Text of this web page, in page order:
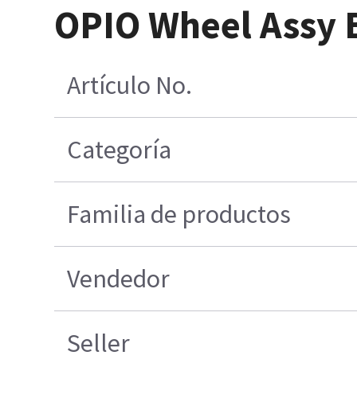
OPIO Wheel Assy
Artículo No.
Categoría
Familia de productos
Vendedor
Seller